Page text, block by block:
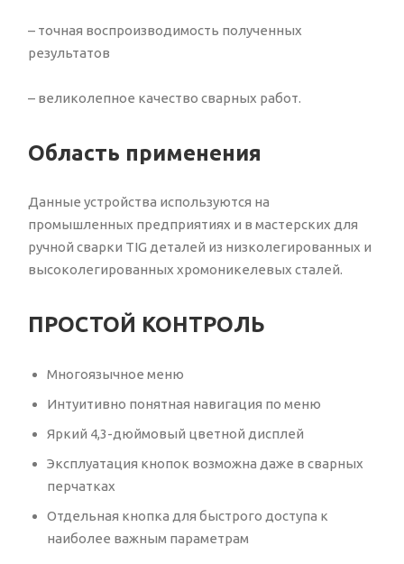
– точная воспроизводимость полученных
результатов
– великолепное качество сварных работ.
Область применения
Данные устройства используются на
промышленных предприятиях и в мастерских для
ручной сварки TIG деталей из низколегированных и
высоколегированных хромоникелевых сталей.
ПРОСТОЙ КОНТРОЛЬ
Многоязычное меню
Интуитивно понятная навигация по меню
Яркий 4,3-дюймовый цветной дисплей
Эксплуатация кнопок возможна даже в сварных
перчатках
Отдельная кнопка для быстрого доступа к
наиболее важным параметрам